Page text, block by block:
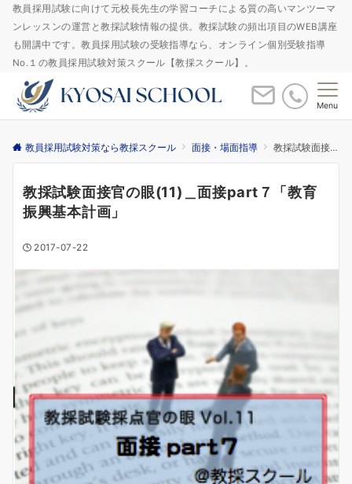
教員採用試験に向けて元校長先生の学習コーチによる質の高いマンツーマ
ンレッスンの運営と教採試験情報の提供。教採試験の頻出項目のWEB講座
も開講中です。教員採用試験の受験指導なら、オンライン個別受験指導
No.１の教員採用試験対策スクール【教採スクール】。
Menu
教員採用試験対策なら教採スクール 面接・場面指導 教採試験面接官の眼(11)＿面接part７「教育振興基本計画」
教採試験面接官の眼(11)＿面接part７「教育
振興基本計画」
2017-07-22